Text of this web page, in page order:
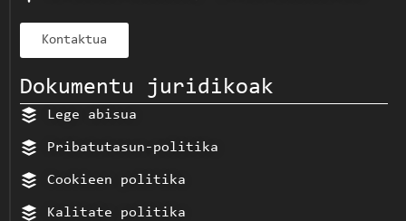
Kontaktua
Dokumentu juridikoak
Lege abisua
Pribatutasun-politika
Cookieen politika
Kalitate politika